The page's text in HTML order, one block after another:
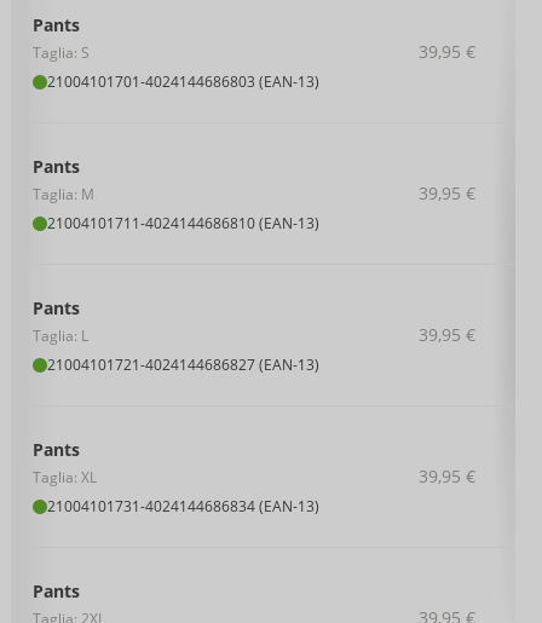
Pants
Taglia: S
21004101701-4024144686803 (EAN-13)
39,95 €
Pants
Taglia: M
21004101711-4024144686810 (EAN-13)
39,95 €
Pants
Taglia: L
21004101721-4024144686827 (EAN-13)
39,95 €
Pants
Taglia: XL
21004101731-4024144686834 (EAN-13)
39,95 €
Pants
39,95 €